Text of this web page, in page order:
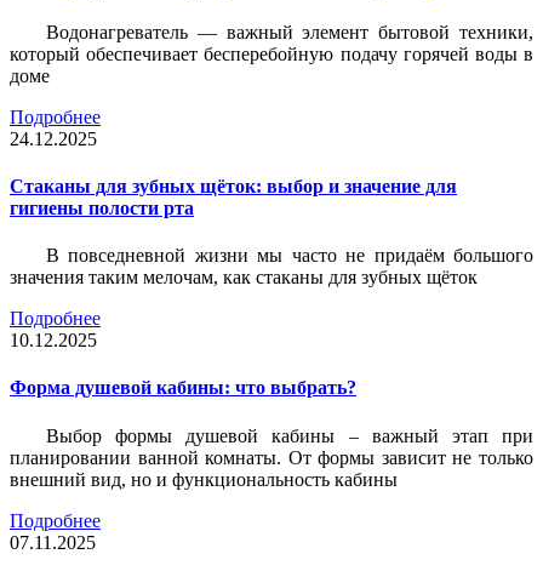
Водонагреватель — важный элемент бытовой техники,
который обеспечивает бесперебойную подачу горячей воды в
доме
Подробнее
24.12.2025
Стаканы для зубных щёток: выбор и значение для
гигиены полости рта
В повседневной жизни мы часто не придаём большого
значения таким мелочам, как стаканы для зубных щёток
Подробнее
10.12.2025
Форма душевой кабины: что выбрать?
Выбор формы душевой кабины – важный этап при
планировании ванной комнаты. От формы зависит не только
внешний вид, но и функциональность кабины
Подробнее
07.11.2025